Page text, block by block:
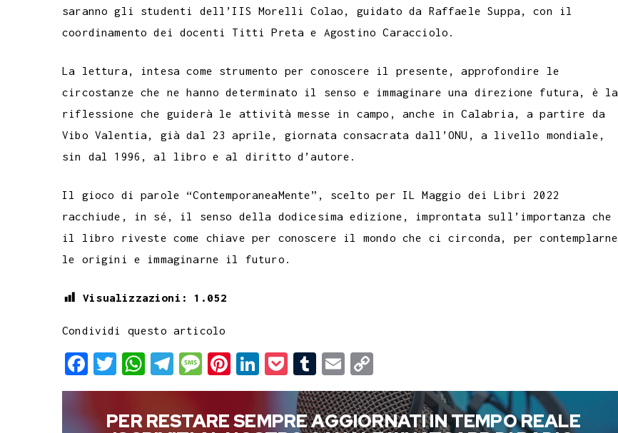
saranno gli studenti dell’IIS Morelli Colao, guidato da Raffaele Suppa, con il
coordinamento dei docenti Titti Preta e Agostino Caracciolo.
La lettura, intesa come strumento per conoscere il presente, approfondire le
circostanze che ne hanno determinato il senso e immaginare una direzione futura, è la
riflessione che guiderà le attività messe in campo, anche in Calabria, a partire da
Vibo Valentia, già dal 23 aprile, giornata consacrata dall’ONU, a livello mondiale,
sin dal 1996, al libro e al diritto d’autore.
Il gioco di parole “ContemporaneaMente”, scelto per IL Maggio dei Libri 2022
racchiude, in sé, il senso della dodicesima edizione, improntata sull’importanza che
il libro riveste come chiave per conoscere il mondo che ci circonda, per contemplarne
le origini e immaginarne il futuro.
Visualizzazioni: 1.052
Condividi questo articolo
F
a
T
w
i
W
h
a
T
e
l
M
e
s
P
i
n
L
i
n
o
c
T
u
m
E
m
a
o
p
PER RESTARE SEMPRE AGGIORNATI IN TEMPO REALE